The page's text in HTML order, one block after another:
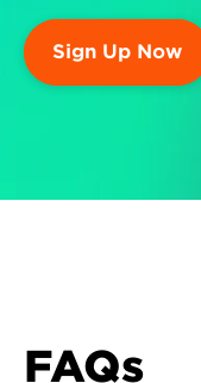
Sign Up Now
FAQs